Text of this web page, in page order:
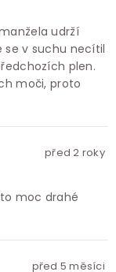
udrží
se v suchu necítil
plen.
moči, proto
před 2 roky
moc drahé
před 5 měsíci